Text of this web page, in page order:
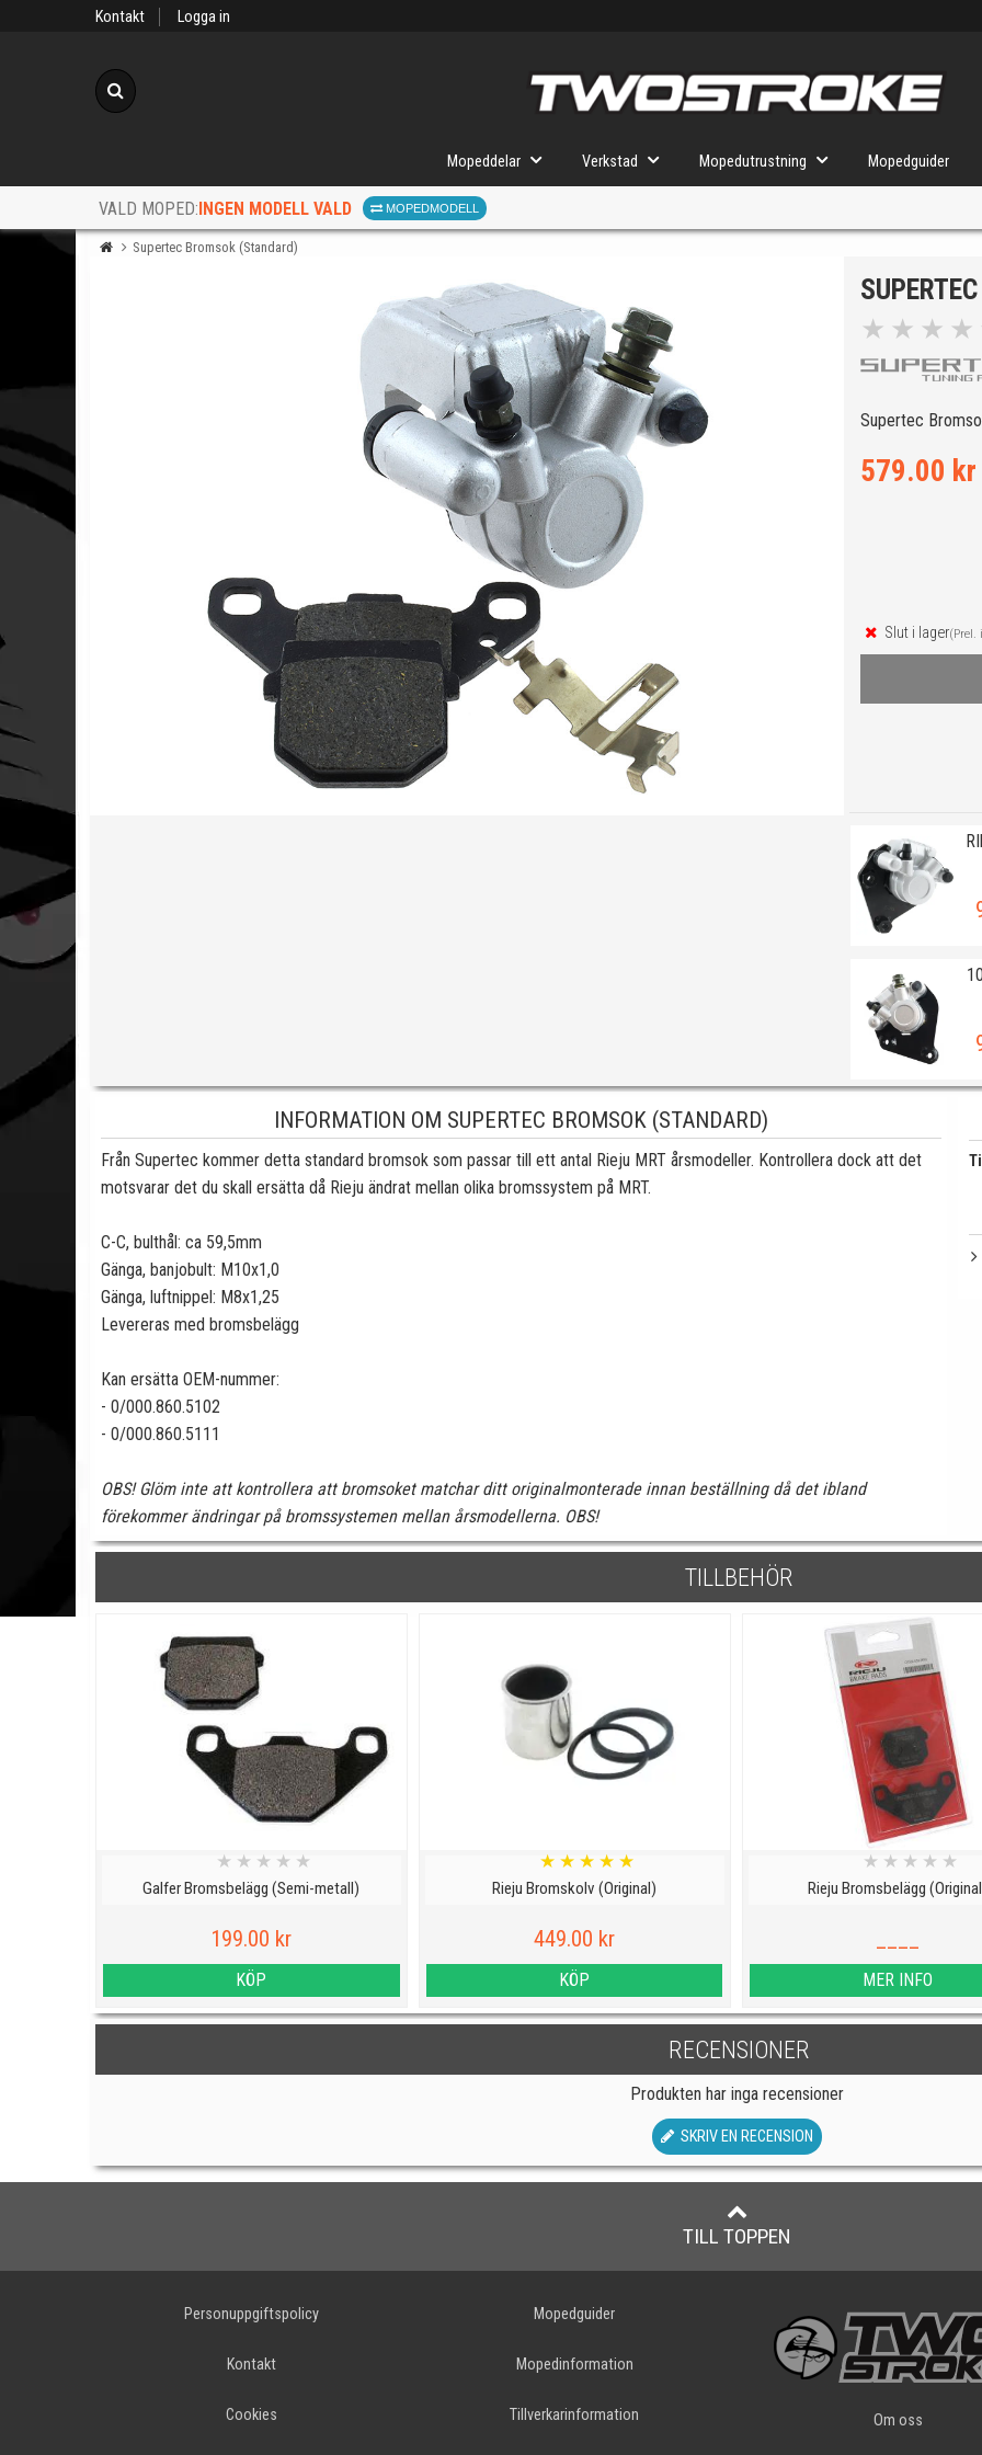
Kontakt Logga in
Mopeddelar Verkstad Mopedutrustning Mopedguider
VALD MOPED:INGEN MODELL VALD MOPEDMODELL
VÄLJ MOPED FÖR RÄTT DELAR
När du valt kommer butiken visa delar för vald moped och universella
Supertec Bromsok (Standard)
★ ★ ★ ★
Supertec
579.00 kr
Slut i lager(Prel.
INFORMATION OM SUPERTEC BROMSOK (STANDARD)
Från Supertec kommer detta standard bromsok som passar till ett antal Rieju MRT årsmodeller. Kontrollera dock att det
motsvarar det du skall ersätta då Rieju ändrat mellan olika bromssystem på MRT.
C-C, bulthål: ca 59,5mm
Gänga, banjobult: M10x1,0
Gänga, luftnippel: M8x1,25
Levereras med bromsbelägg
Kan ersätta OEM-nummer:
- 0/000.860.5102
- 0/000.860.5111
OBS! Glöm inte att kontrollera att bromsoket matchar ditt originalmonterade innan beställning då det ibland
förekommer ändringar på bromssystemen mellan årsmodellerna. OBS!
TILLBEHÖR
Galfer Bromsbelägg (Semi-metall)
★ ★ ★ ★ ★
199.00 kr
KÖP
Rieju Bromskolv (Original)
★ ★ ★ ★ ★
449.00 kr
KÖP
Rieju Bromsbelägg
★ ★ ★ ★ ★
MER INFO
RECENSIONER
Produkten har inga recensioner
SKRIV EN RECENSION
TILL TOPPEN
Personuppgiftspolicy
Kontakt
Cookies
Mopedguider
Mopedinformation
Tillverkarinformation Om oss